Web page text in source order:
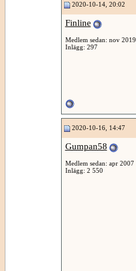
2020-10-14, 20:02
Finline
Medlem sedan: nov 2019
Inlägg: 297
2020-10-16, 14:47
Gumpan58
Medlem sedan: apr 2007
Inlägg: 2 550